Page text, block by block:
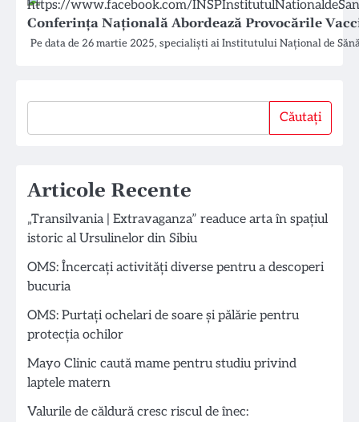
Conferința Națională Abordează Provocările
Pe data de 26 martie 2025, specialiști ai Institutului Național de
Căutați
Articole Recente
„Transilvania | Extravaganza” readuce arta în spațiul
istoric al Ursulinelor din Sibiu
OMS: Încercați activități diverse pentru a descoperi
bucuria
OMS: Purtați ochelari de soare și pălărie pentru
protecția ochilor
Mayo Clinic caută mame pentru studiu privind
laptele matern
Valurile de căldură cresc riscul de înec: